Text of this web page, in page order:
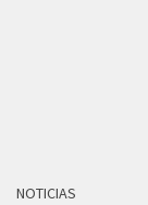
NOTICIAS